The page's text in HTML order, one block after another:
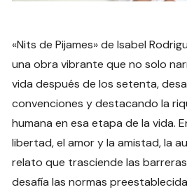
«Nits de Pijames» de Isabel
una obra vibrante que no solo
vida después de los setenta,
convenciones y destacando la
humana en esa etapa de la vida.
libertad, el amor y la amistad, la
relato que trasciende las
desafía las normas